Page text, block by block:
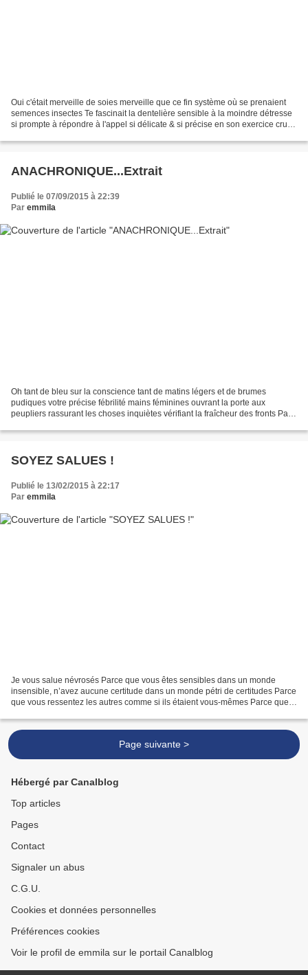
Oui c'était merveille de soies merveille que ce fin système où se prenaient
semences insectes Te fascinait la dentelière sensible à la moindre détresse
si prompte à répondre à l'appel si délicate & si précise en son exercice cruel
ANACHRONIQUE...Extrait
Publié le 07/09/2015 à 22:39
Par emmila
Oh tant de bleu sur la conscience tant de matins légers et de brumes
pudiques votre précise fébrilité mains féminines ouvrant la porte aux
peupliers rassurant les choses inquiètes vérifiant la fraîcheur des fronts Pas
SOYEZ SALUES !
Publié le 13/02/2015 à 22:17
Par emmila
Je vous salue névrosés Parce que vous êtes sensibles dans un monde
insensible, n’avez aucune certitude dans un monde pétri de certitudes Parce
que vous ressentez les autres comme si ils étaient vous-mêmes Parce que
Page suivante >
Hébergé par Canalblog
Top articles
Pages
Contact
Signaler un abus
C.G.U.
Cookies et données personnelles
Préférences cookies
Voir le profil de emmila sur le portail Canalblog